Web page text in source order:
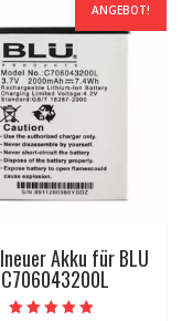
ANGEBOT!
Akku für BLU
C706043200L